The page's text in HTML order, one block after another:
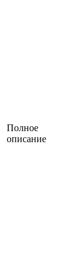
Полное
описание